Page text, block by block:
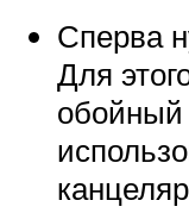
Сперва
Для
обойный